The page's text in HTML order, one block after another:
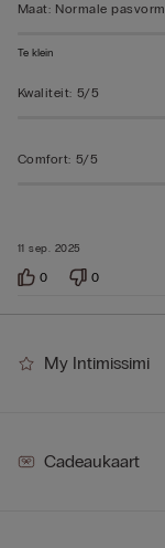
11 sep. 2025
Maat: Normale pasvorm
Te klein
Kwaliteit: 5/5
Comfort: 5/5
0 0
My Intimissimi
Cadeaukaart